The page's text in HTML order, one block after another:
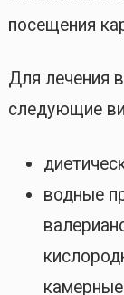
посещения
Для лечения
следующие
водные